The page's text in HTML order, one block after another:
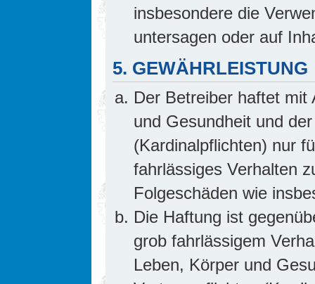
insbesondere die
untersagen oder auf
5. GEWÄHRLEISTUNG
Der Betreiber haftet mit
und Gesundheit und
(Kardinalpflichten) nur
fahrlässiges Verhalten
Folgeschäden wie
Die Haftung ist
grob fahrlässigem
Leben, Körper und